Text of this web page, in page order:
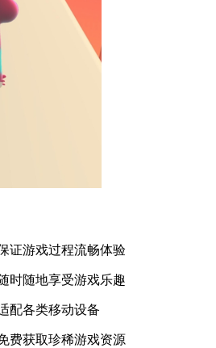
证游戏过程流畅体验
时随地享受游戏乐趣
配各类移动设备
费获取珍稀游戏资源